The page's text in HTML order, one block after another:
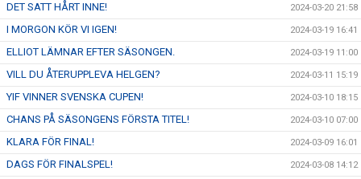
DET SATT HÅRT INNE! 2024-03-20 21:58
I MORGON KÖR VI IGEN! 2024-03-19 16:41
ELLIOT LÄMNAR EFTER SÄSONGEN. 2024-03-19 11:00
VILL DU ÅTERUPPLEVA HELGEN? 2024-03-11 15:19
YIF VINNER SVENSKA CUPEN! 2024-03-10 18:15
CHANS PÅ SÄSONGENS FÖRSTA TITEL! 2024-03-10 07:00
KLARA FÖR FINAL! 2024-03-09 16:01
DAGS FÖR FINALSPEL! 2024-03-08 14:12